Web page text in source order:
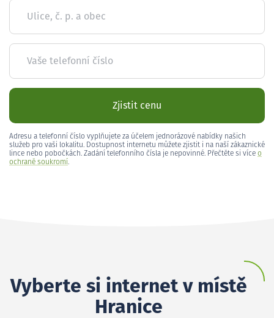
Ulice, č. p. a obec
Vaše telefonní číslo
Zjistit cenu
Adresu a telefonní číslo vyplňujete za účelem jednorázové nabídky našich
služeb pro vaši lokalitu. Dostupnost internetu můžete zjistit i na naší zákaznické
lince nebo pobočkách. Zadání telefonního čísla je nepovinné. Přečtěte si více o
ochraně soukromí.
Vyberte si internet v místě
Hranice